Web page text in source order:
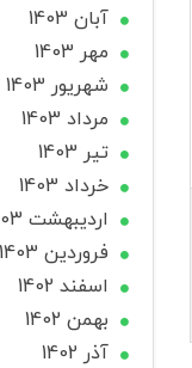
آبان 1403
مهر 1403
شهریور 1403
مرداد 1403
تير 1403
خرداد 1403
ارديبهشت 1403
فروردین 1403
اسفند 1402
بهمن 1402
آذر 1402